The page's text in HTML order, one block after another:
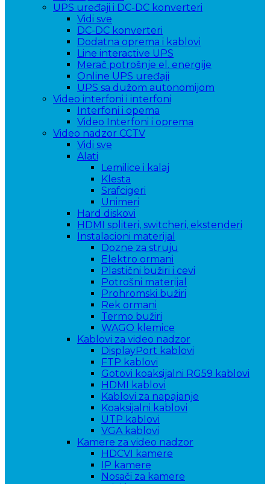
UPS uređaji i DC-DC konverteri
Vidi sve
DC-DC konverteri
Dodatna oprema i kablovi
Line interactive UPS
Merač potrošnje el. energije
Online UPS uređaji
UPS sa dužom autonomijom
Video interfoni i interfoni
Interfoni i opema
Video Interfoni i oprema
Video nadzor CCTV
Vidi sve
Alati
Lemilice i kalaj
Klesta
Srafcigeri
Unimeri
Hard diskovi
HDMI spliteri, switcheri, ekstenderi
Instalacioni materijal
Dozne za struju
Elektro ormani
Plastični bužiri i cevi
Potrošni materijal
Prohromski bužiri
Rek ormani
Termo bužiri
WAGO klemice
Kablovi za video nadzor
DisplayPort kablovi
FTP kablovi
Gotovi koaksijalni RG59 kablovi
HDMI kablovi
Kablovi za napajanje
Koaksijalni kablovi
UTP kablovi
VGA kablovi
Kamere za video nadzor
HDCVI kamere
IP kamere
Nosači za kamere